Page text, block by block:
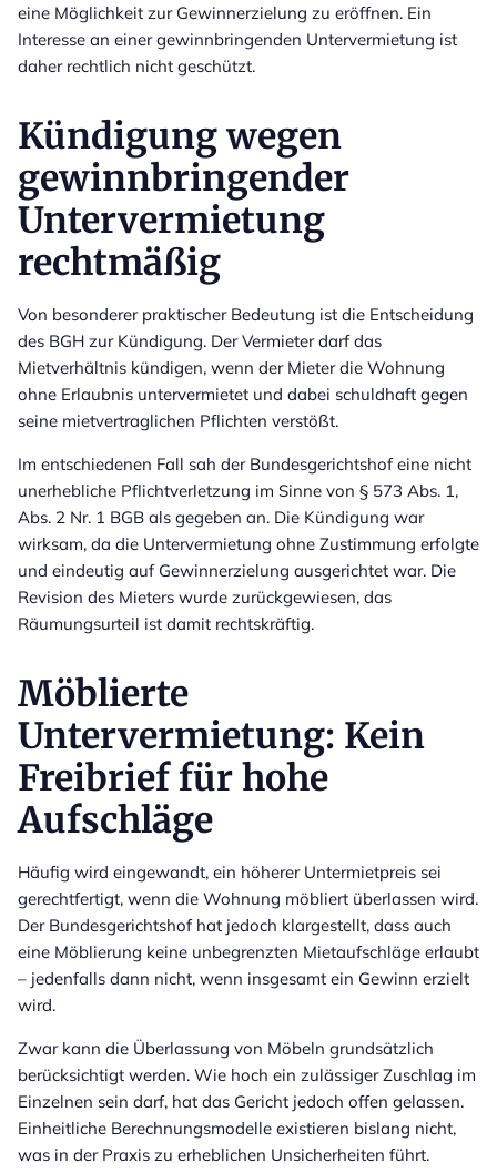
eine Möglichkeit zur Gewinnerzielung zu eröffnen. Ein
Interesse an einer gewinnbringenden Untervermietung ist
daher rechtlich nicht geschützt.
Kündigung wegen
gewinnbringender
Untervermietung
rechtmäßig
Von besonderer praktischer Bedeutung ist die Entscheidung
des BGH zur Kündigung. Der Vermieter darf das
Mietverhältnis kündigen, wenn der Mieter die Wohnung
ohne Erlaubnis untervermietet und dabei schuldhaft gegen
seine mietvertraglichen Pflichten verstößt.
Im entschiedenen Fall sah der Bundesgerichtshof eine nicht
unerhebliche Pflichtverletzung im Sinne von § 573 Abs. 1,
Abs. 2 Nr. 1 BGB als gegeben an. Die Kündigung war
wirksam, da die Untervermietung ohne Zustimmung erfolgte
und eindeutig auf Gewinnerzielung ausgerichtet war. Die
Revision des Mieters wurde zurückgewiesen, das
Räumungsurteil ist damit rechtskräftig.
Möblierte
Untervermietung: Kein
Freibrief für hohe
Aufschläge
Häufig wird eingewandt, ein höherer Untermietpreis sei
gerechtfertigt, wenn die Wohnung möbliert überlassen wird.
Der Bundesgerichtshof hat jedoch klargestellt, dass auch
eine Möblierung keine unbegrenzten Mietaufschläge erlaubt
– jedenfalls dann nicht, wenn insgesamt ein Gewinn erzielt
wird.
Zwar kann die Überlassung von Möbeln grundsätzlich
berücksichtigt werden. Wie hoch ein zulässiger Zuschlag im
Einzelnen sein darf, hat das Gericht jedoch offen gelassen.
Einheitliche Berechnungsmodelle existieren bislang nicht,
was in der Praxis zu erheblichen Unsicherheiten führt.